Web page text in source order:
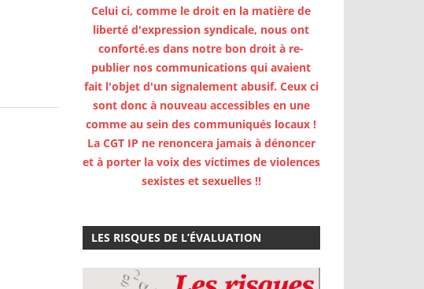
nationales de dialogue social
Celui ci, comme le droit en la matière de
liberté d'expression syndicale, nous ont
conforté.es dans notre bon droit à re-
publier nos communications qui avaient
fait l'objet d'un signalement abusif. Ceux ci
sont donc à nouveau accessibles en une
comme au sein des communiqués locaux !
La CGT IP ne renoncera jamais à dénoncer
et à porter la voix des victimes de violences
sexistes et sexuelles !!
LES RISQUES DE L’ÉVALUATION